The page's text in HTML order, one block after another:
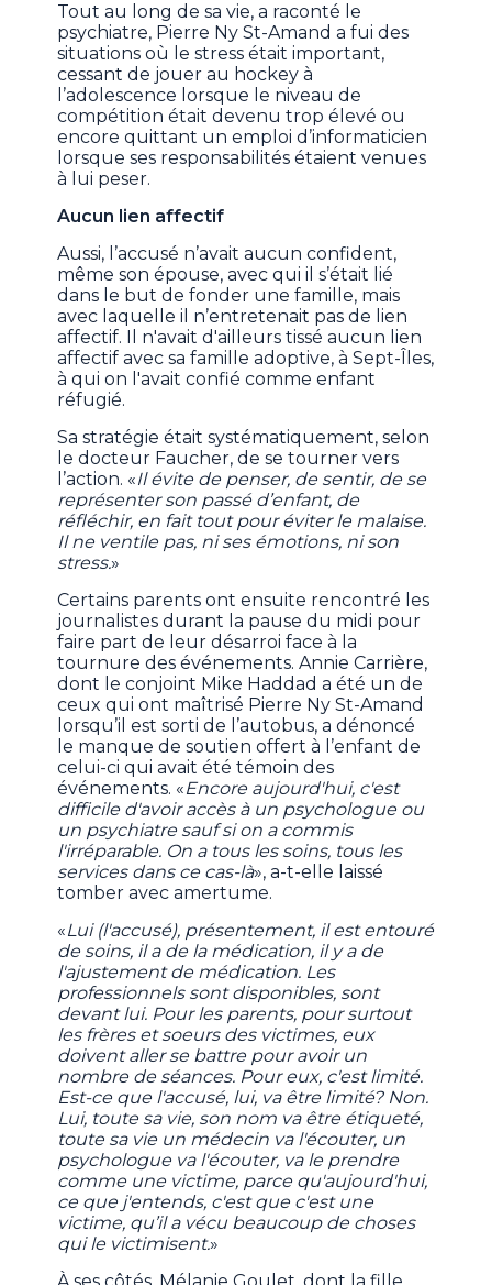
Tout au long de sa vie, a raconté le
psychiatre, Pierre Ny St-Amand a fui des
situations où le stress était important,
cessant de jouer au hockey à
l’adolescence lorsque le niveau de
compétition était devenu trop élevé ou
encore quittant un emploi d’informaticien
lorsque ses responsabilités étaient venues
à lui peser.
Aucun lien affectif
Aussi, l’accusé n’avait aucun confident,
même son épouse, avec qui il s’était lié
dans le but de fonder une famille, mais
avec laquelle il n’entretenait pas de lien
affectif. Il n'avait d'ailleurs tissé aucun lien
affectif avec sa famille adoptive, à Sept-Îles,
à qui on l'avait confié comme enfant
réfugié.
Sa stratégie était systématiquement, selon
le docteur Faucher, de se tourner vers
l’action. «Il évite de penser, de sentir, de se
représenter son passé d’enfant, de
réfléchir, en fait tout pour éviter le malaise.
Il ne ventile pas, ni ses émotions, ni son
stress.»
Certains parents ont ensuite rencontré les
journalistes durant la pause du midi pour
faire part de leur désarroi face à la
tournure des événements. Annie Carrière,
dont le conjoint Mike Haddad a été un de
ceux qui ont maîtrisé Pierre Ny St-Amand
lorsqu’il est sorti de l’autobus, a dénoncé
le manque de soutien offert à l’enfant de
celui-ci qui avait été témoin des
événements. «Encore aujourd'hui, c'est
difficile d'avoir accès à un psychologue ou
un psychiatre sauf si on a commis
l'irréparable. On a tous les soins, tous les
services dans ce cas-là», a-t-elle laissé
tomber avec amertume.
«Lui (l'accusé), présentement, il est entouré
de soins, il a de la médication, il y a de
l'ajustement de médication. Les
professionnels sont disponibles, sont
devant lui. Pour les parents, pour surtout
les frères et soeurs des victimes, eux
doivent aller se battre pour avoir un
nombre de séances. Pour eux, c'est limité.
Est-ce que l'accusé, lui, va être limité? Non.
Lui, toute sa vie, son nom va être étiqueté,
toute sa vie un médecin va l'écouter, un
psychologue va l'écouter, va le prendre
comme une victime, parce qu'aujourd'hui,
ce que j'entends, c'est que c'est une
victime, qu’il a vécu beaucoup de choses
qui le victimisent.»